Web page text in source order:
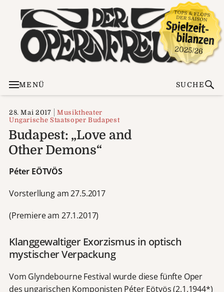
MENÜ SUCHE
28. Mai 2017
Musiktheater
Ungarische Staatsoper Budapest
Budapest: „Love and
Other Demons“
Péter EÖTVÖS
Vorsterllung am 27.5.2017
(Premiere am 27.1.2017)
Klanggewaltiger Exorzismus in optisch
mystischer Verpackung
Vom Glyndebourne Festival wurde diese fünfte Oper
des ungarischen Komponisten Péter Eötvös (2.1.1944*)